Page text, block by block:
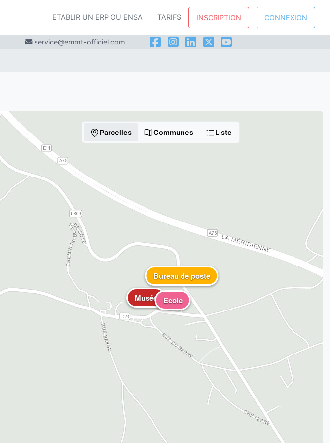
ETABLIR UN ERP OU ENSA TARIFS INSCRIPTION CONNEXION
service@ernmt-officiel.com
Parcelles Communes Liste
Bureau de poste
Ecole
Musée